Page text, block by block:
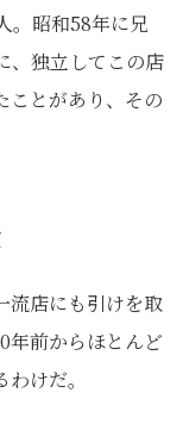
。昭和58年に兄
、独立してこの店
ことがあり、その
流店にも引けを取
年前からほとんど
けだ。